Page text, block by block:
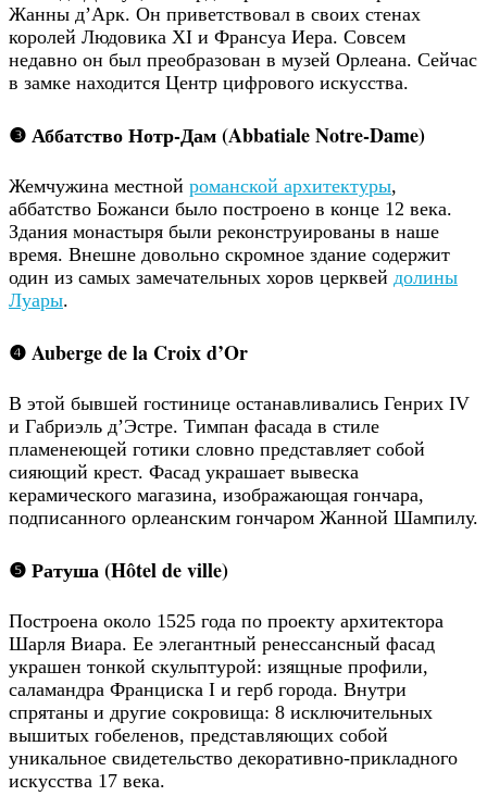
Жанны д’Арк. Он приветствовал в своих стенах
королей Людовика XI и Франсуа Иера. Совсем
недавно он был преобразован в музей Орлеана. Сейчас
в замке находится Центр цифрового искусства.
❸ Аббатство Нотр-Дам (Abbatiale Notre-Dame)
Жемчужина местной романской архитектуры,
аббатство Божанси было построено в конце 12 века.
Здания монастыря были реконструированы в наше
время. Внешне довольно скромное здание содержит
один из самых замечательных хоров церквей долины
Луары.
❹ Auberge de la Croix d’Or
В этой бывшей гостинице останавливались Генрих IV
и Габриэль д’Эстре. Тимпан фасада в стиле
пламенеющей готики словно представляет собой
сияющий крест. Фасад украшает вывеска
керамического магазина, изображающая гончара,
подписанного орлеанским гончаром Жанной Шампилу.
❺ Ратуша (Hôtel de ville)
Построена около 1525 года по проекту архитектора
Шарля Виара. Ее элегантный ренессансный фасад
украшен тонкой скульптурой: изящные профили,
саламандра Франциска I и герб города. Внутри
спрятаны и другие сокровища: 8 исключительных
вышитых гобеленов, представляющих собой
уникальное свидетельство декоративно-прикладного
искусства 17 века.